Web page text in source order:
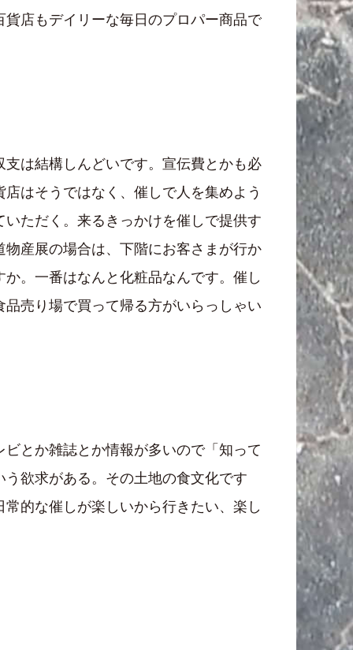
店もデイリーな毎日のプロパー商品で
は結構しんどいです。宣伝費とかも必
はそうではなく、催しで人を集めよう
ただく。来るきっかけを催しで提供す
産展の場合は、下階にお客さまが行か
。一番はなんと化粧品なんです。催し
売り場で買って帰る方がいらっしゃい
とか雑誌とか情報が多いので「知って
欲求がある。その土地の食文化です
的な催しが楽しいから行きたい、楽し